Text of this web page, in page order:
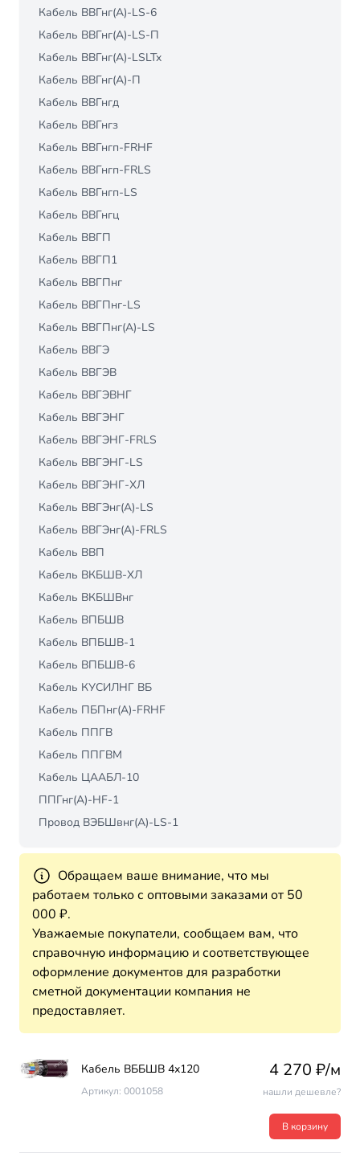
Кабель ВВГнг(А)-LS-6
Кабель ВВГнг(А)-LS-П
Кабель ВВГнг(А)-LSLTx
Кабель ВВГнг(А)-П
Кабель ВВГнгд
Кабель ВВГнгз
Кабель ВВГнгп-FRHF
Кабель ВВГнгп-FRLS
Кабель ВВГнгп-LS
Кабель ВВГнгц
Кабель ВВГП
Кабель ВВГП1
Кабель ВВГПнг
Кабель ВВГПнг-LS
Кабель ВВГПнг(А)-LS
Кабель ВВГЭ
Кабель ВВГЭВ
Кабель ВВГЭВНГ
Кабель ВВГЭНГ
Кабель ВВГЭНГ-FRLS
Кабель ВВГЭНГ-LS
Кабель ВВГЭНГ-ХЛ
Кабель ВВГЭнг(A)-LS
Кабель ВВГЭнг(А)-FRLS
Кабель ВВП
Кабель ВКБШВ-ХЛ
Кабель ВКБШВнг
Кабель ВПБШВ
Кабель ВПБШВ-1
Кабель ВПБШВ-6
Кабель КУСИЛНГ ВБ
Кабель ПБПнг(А)-FRHF
Кабель ППГВ
Кабель ППГВМ
Кабель ЦААБЛ-10
ППГнг(А)-HF-1
Провод ВЭБШвнг(A)-LS-1
Обращаем ваше внимание, что мы
работаем только с оптовыми заказами от 50
000 ₽.
Уважаемые покупатели, сообщаем вам, что
справочную информацию и соответствующее
оформление документов для разработки
сметной документации компания не
предоставляет.
Кабель ВББШВ 4х120
Артикул: 0001058
4 270 ₽/м
нашли дешевле?
В корзину